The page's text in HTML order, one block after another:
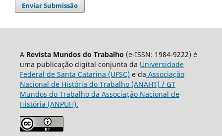
Enviar Submissão
A Revista Mundos do Trabalho (e-ISSN: 1984-9222) é
uma publicação digital conjunta da Universidade
Federal de Santa Catarina (UFSC) e da Associação
Nacional de História do Trabalho (ANAHT) / GT
Mundos do Trabalho da Associação Nacional de
História (ANPUH).